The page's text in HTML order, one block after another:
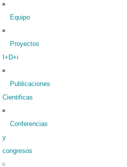
Equipo
Proyectos
I+D+i
Publicaciones
Cientificas
Conferencias
y
congresos